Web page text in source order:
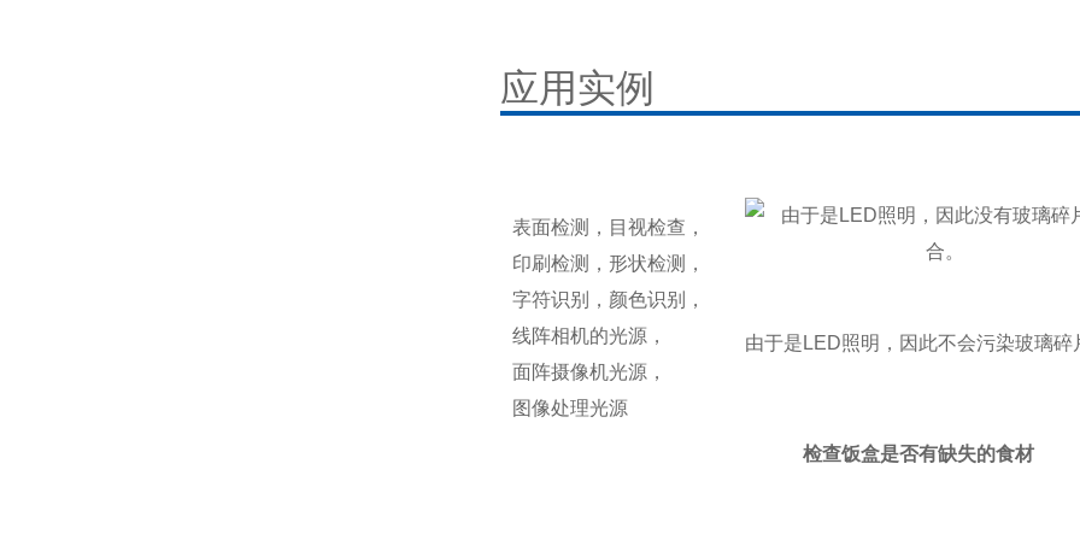
应用实例
表面检测， 目视检查，
印刷检测， 形状检测，
字符识别， 颜色识别，
线阵相机的光源，
面阵摄像机光源，
图像处理光源
由于是LED照明，因此不会污染玻璃碎
检查饭盒是否有缺失的食材